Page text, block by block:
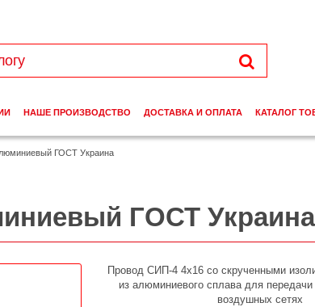
ГОСТ Украина
ГОСТ Украина
Провод СИП-4 4х16 со скрученными
из алюминиевого сплава для передачи
воздушных сетях
НАШЕ ПРОИЗВОДСТВО ДОСТАВКА И ОПЛАТА КАТАЛОГ